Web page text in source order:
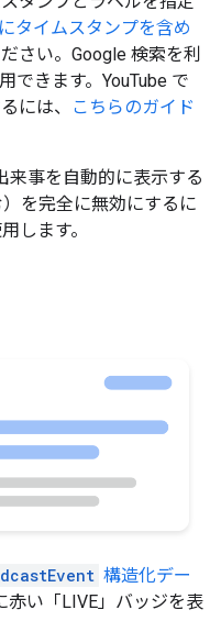
タイムスタンプを含め
さい。Google 検索を利
できます。YouTube で
には、
こちらのガイド
来事を自動的に表示する
を完全に無効にするに
します。
構造化デー
赤い「LIVE」バッジを表